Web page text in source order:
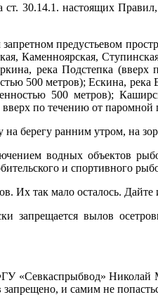
ст. 30.14.1. настоящих
предустьевом
Каменноярская,
река Подстепка
500 метров); Ескина,
500 метров);
по течению от
берегу ранним утром, на
водных объектов
и спортивного
Их так мало осталось. Дайте
запрещается вылов
«Севкаспрыбвод» Николай
и самим не